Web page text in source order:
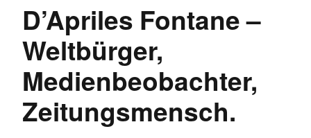
D’Apriles Fontane –
Weltbürger,
Medienbeobachter,
Zeitungsmensch.